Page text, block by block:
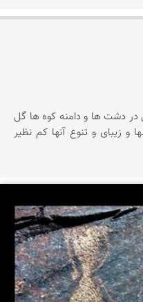
دشت ها و دامنه کوه ها گل
زیبای و تنوع آنها کم نظیر